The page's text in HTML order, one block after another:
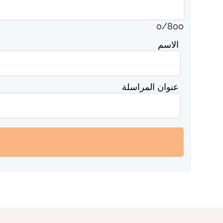
0/800
الاسم
عنوان المراسلة